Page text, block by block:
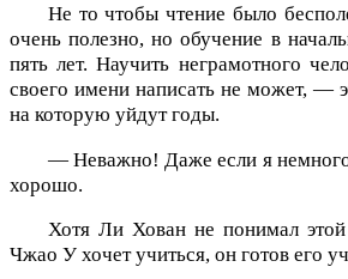
Не то чтобы чтение было
очень полезно, но обучение в
пять лет. Научить неграмотного
своего имени написать не может, —
на которую уйдут годы.
— Неважно! Даже если я
хорошо.
Хотя Ли Хован не понимал
Чжао У хочет учиться, он готов его